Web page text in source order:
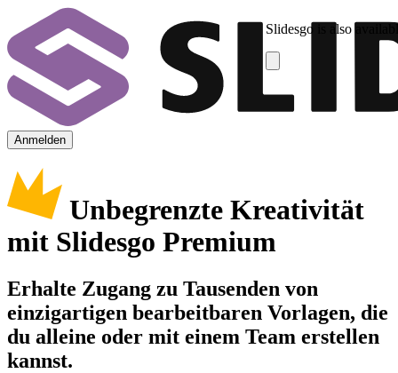
Slidesgo is also
Anmelden
Unbegrenzte Kreativität
mit Slidesgo Premium
Erhalte Zugang zu Tausenden von
einzigartigen bearbeitbaren Vorlagen, die
du alleine oder mit einem Team erstellen
kannst.